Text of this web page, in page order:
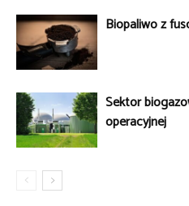
Biopaliwo z
Sektor
operacyjnej